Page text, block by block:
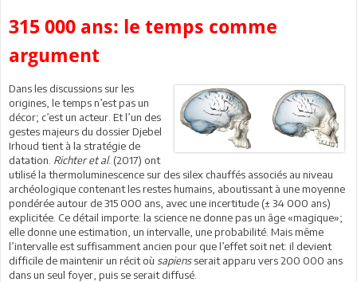
315 000 ans: le temps comme
argument
Dans les discussions sur les
origines, le temps n’est pas un
décor; c’est un acteur. Et l’un des
gestes majeurs du dossier Djebel
Irhoud tient à la stratégie de
datation. Richter et al. (2017) ont
utilisé la thermoluminescence sur des silex chauffés associés au niveau
archéologique contenant les restes humains, aboutissant à une moyenne
pondérée autour de 315 000 ans, avec une incertitude (± 34 000 ans)
explicitée. Ce détail importe: la science ne donne pas un âge «magique»;
elle donne une estimation, un intervalle, une probabilité. Mais même
l’intervalle est suffisamment ancien pour que l’effet soit net: il devient
difficile de maintenir un récit où sapiensserait apparu vers 200 000 ans
dans un seul foyer, puis se serait diffusé.